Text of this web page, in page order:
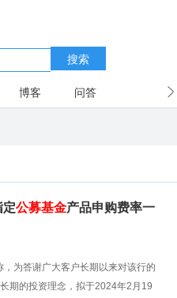
搜索
博客 问答
定公募基金产品申购费率一
为答谢广大客户长期以来对该行的
期的投资理念，拟于2024年2月19